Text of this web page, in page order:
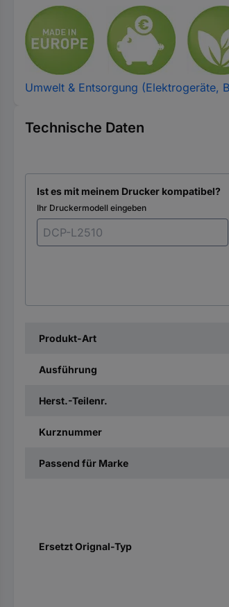
Umwelt & Entsorgung (Elektrogeräte,
Technische Daten
Ist es mit meinem Drucker kompatibel?
Ihr Druckermodell eingeben
Produkt-Art
Ausführung
Herst.-Teilenr.
Kurznummer
Passend für Marke
Ersetzt Orignal-Typ